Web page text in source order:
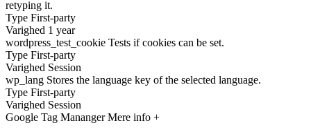
retyping it.
Type First-party
Varighed 1 year
wordpress_test_cookie Tests if cookies can be set.
Type First-party
Varighed Session
wp_lang Stores the language key of the selected language.
Type First-party
Varighed Session
Google Tag ManangerMere info +